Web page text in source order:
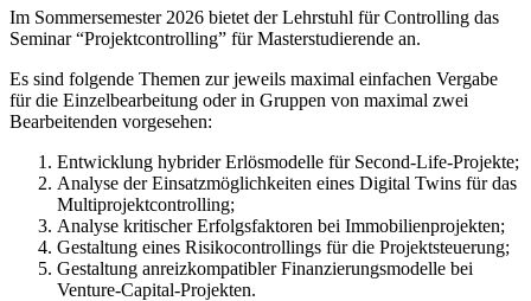
Im Sommersemester 2026 bietet der Lehrstuhl für Controlling das
Seminar “Projektcontrolling” für Masterstudierende an.
Es sind folgende Themen zur jeweils maximal einfachen Vergabe
für die Einzelbearbeitung oder in Gruppen von maximal zwei
Bearbeitenden vorgesehen:
Entwicklung hybrider Erlösmodelle für Second-Life-Projekte;
Analyse der Einsatzmöglichkeiten eines Digital Twins für das
Multiprojektcontrolling;
Analyse kritischer Erfolgsfaktoren bei Immobilienprojekten;
Gestaltung eines Risikocontrollings für die Projektsteuerung;
Gestaltung anreizkompatibler Finanzierungsmodelle bei
Venture-Capital-Projekten.